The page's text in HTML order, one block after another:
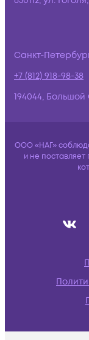
Санкт-
+7 (812) 918-98-38
194044,
ООО «НАГ»
и не